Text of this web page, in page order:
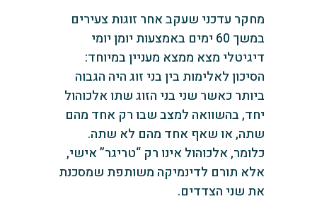
מחקר עדכני שעקב אחר זוגות צעירים
במשך 60 ימים באמצעות יומן יומי
דיגיטלי מצא ממצא מעניין במיוחד:
הסיכון לאלימות בין בני זוג היה הגבוה
ביותר כאשר שני בני הזוג שתו אלכוהול
יחד, בהשוואה למצב שבו רק אחד מהם
שתה, או שאף אחד מהם לא שתה.
כלומר, אלכוהול אינו רק “טריגר” אישי,
אלא תורם לדינמיקה משותפת שמסכנת
את שני הצדדים.